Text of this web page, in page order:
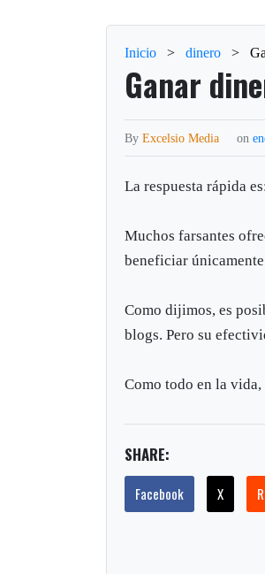
Inicio > dinero >
Ganar
ByExcelsio Media on
La respuesta rápida
Muchos farsantes
beneficiar
Como dijimos, es
blogs. Pero su
Como todo en la
SHARE:
Facebook X